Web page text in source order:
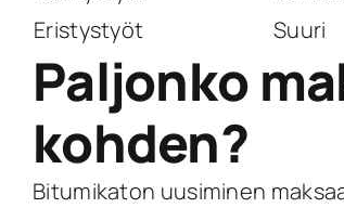
Eristystyöt
Suuri
Paljonko
kohden?
Bitumikaton uusiminen